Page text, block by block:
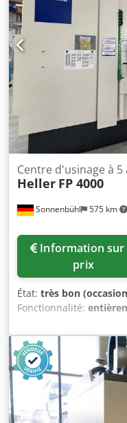
Sonnenbühl 575 km
Centre d'usinage à 5
Heller FP 4000
prix
État: très bon
Fonctionnalité:
commande : Siemens
Nombre de postes
HSK 63 Vitesse de
Dimensions de la
palettes : 2 Course de
800 mm Course de
la table : 1 000 kg